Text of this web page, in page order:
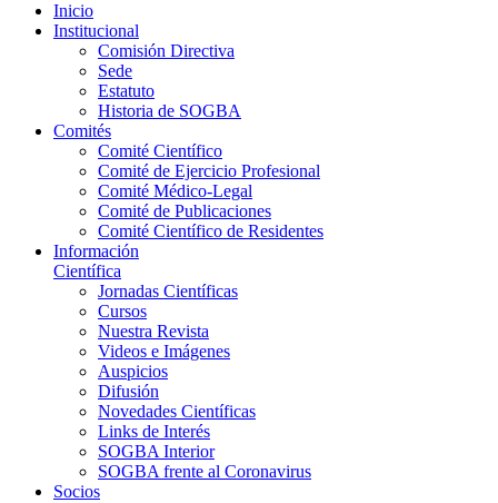
Inicio
Institucional
Comisión Directiva
Sede
Estatuto
Historia de SOGBA
Comités
Comité Científico
Comité de Ejercicio Profesional
Comité Médico-Legal
Comité de Publicaciones
Comité Científico de Residentes
Información
Científica
Jornadas Científicas
Cursos
Nuestra Revista
Videos e Imágenes
Auspicios
Difusión
Novedades Científicas
Links de Interés
SOGBA Interior
SOGBA frente al Coronavirus
Socios